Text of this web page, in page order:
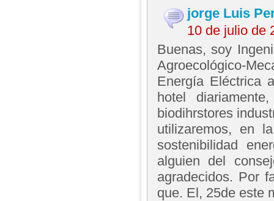
jorge Luis
10 de julio de
Buenas, soy
Agroecológico-
Energía Eléctrica
hotel
biodihrstores
utilizaremos, en
sostenibilidad
alguien del
agradecidos. Por
que. El, 25de este